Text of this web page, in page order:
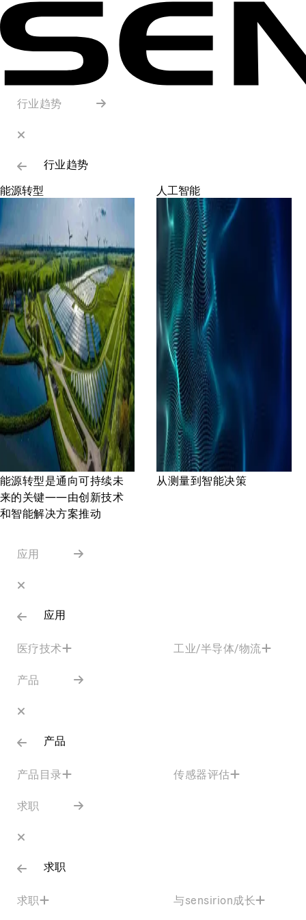
行业趋势
行业趋势
能源转型
能源转型是通向可持续未
来的关键——由创新技术
和智能解决方案推动
人工智能
从测量到智能决策
应用
应用
医疗技术 工业/半导体/物流
产品
产品
产品目录 传感器评估
求职
求职
求职 与sensirion成长